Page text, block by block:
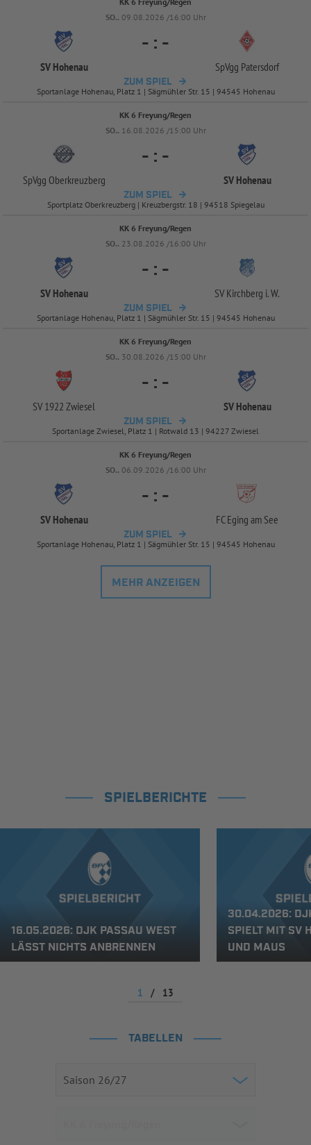
SO.. 09.08.2026 /16:00 Uhr
SV Hohenau
- : -
SpVgg Patersdorf
ZUM SPIEL
Sportanlage Hohenau, Platz 1 | Sägmühler Str. 15 | 94545 Hohenau
KK 6 Freyung/Regen
SO.. 16.08.2026 /15:00 Uhr
SpVgg Oberkreuzberg
- : -
SV Hohenau
ZUM SPIEL
Sportplatz Oberkreuzberg | Kreuzbergstr. 18 | 94518 Spiegelau
KK 6 Freyung/Regen
SO.. 23.08.2026 /16:00 Uhr
SV Hohenau
- : -
SV Kirchberg i. W.
ZUM SPIEL
Sportanlage Hohenau, Platz 1 | Sägmühler Str. 15 | 94545 Hohenau
KK 6 Freyung/Regen
SO.. 30.08.2026 /15:00 Uhr
SV 1922 Zwiesel
- : -
SV Hohenau
ZUM SPIEL
Sportanlage Zwiesel, Platz 1 | Rotwald 13 | 94227 Zwiesel
KK 6 Freyung/Regen
SO.. 06.09.2026 /16:00 Uhr
SV Hohenau
- : -
FC Eging am See
ZUM SPIEL
Sportanlage Hohenau, Platz 1 | Sägmühler Str. 15 | 94545 Hohenau
MEHR ANZEIGEN
SPIELBERICHTE
16.05.2026: DJK PASSAU WEST
LÄSST NICHTS ANBRENNEN
30.04.2026:
SPIELT MIT SV
UND MAUS
1 / 13
TABELLEN